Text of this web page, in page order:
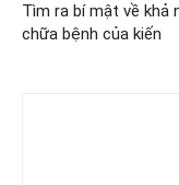
Tìm ra bí mật về khả
chữa bệnh của kiến